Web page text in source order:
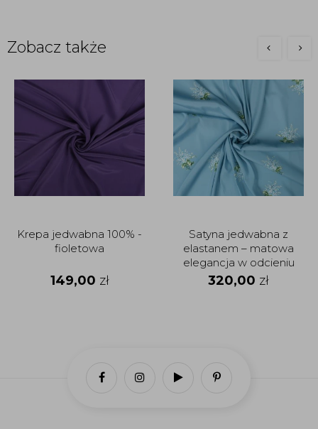
Zobacz także
Krepa jedwabna 100% -
fioletowa
149,00 zł
Satyna jedwabna z
elastanem – matowa
elegancja w odcieniu
błękitu
320,00 zł